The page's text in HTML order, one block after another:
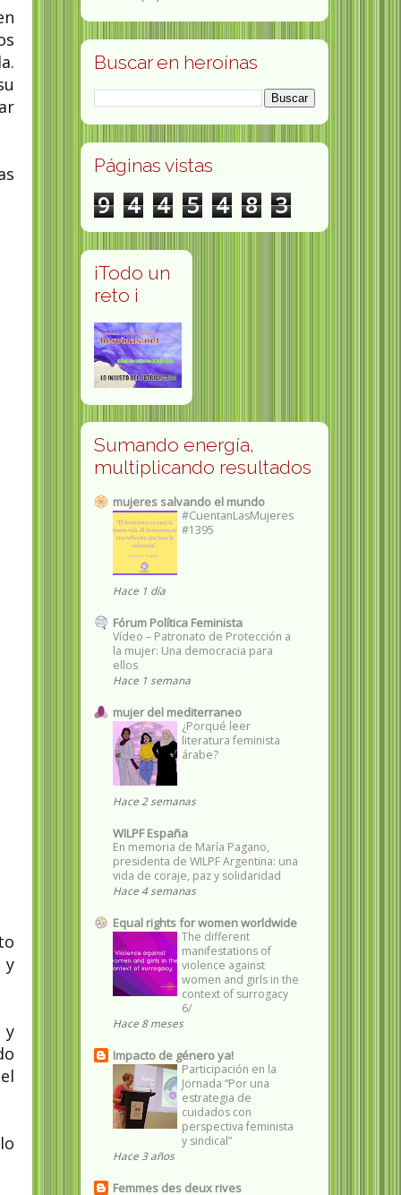
y
y
Buscar en heroínas
Páginas vistas
9 4 4 5 4 8 3
¡Todo un
reto ¡
Sumando energía,
multiplicando resultados
mujeres salvando el mundo
#CuentanLasMujeres
#1395
Hace 1 día
Fórum Política Feminista
Vídeo – Patronato de Protección a
la mujer: Una democracia para
ellos
Hace 1 semana
mujer del mediterraneo
¿Porqué leer
literatura feminista
árabe?
Hace 2 semanas
WILPF España
En memoria de María Pagano,
presidenta de WILPF Argentina: una
vida de coraje, paz y solidaridad
Hace 4 semanas
Equal rights for women worldwide
The different
manifestations of
violence against
women and girls in the
context of surrogacy
6/
Hace 8 meses
Impacto de género ya!
Participación en la
Jornada “Por una
estrategia de
cuidados con
perspectiva feminista
y sindical”
Hace 3 años
Femmes des deux rives